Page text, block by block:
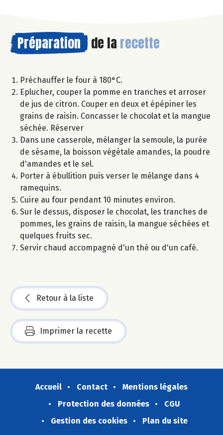
Préparation de la recette
Préchauffer le four à 180°C.
Eplucher, couper la pomme en tranches et arroser
de jus de citron. Couper en deux et épépiner les
grains de raisin. Concasser le chocolat et la mangue
séchée. Réserver
Dans une casserole, mélanger la semoule, la purée
de sésame, la boisson végétale amandes, la poudre
d'amandes et le sel.
Porter à ébullition puis verser le mélange dans 4
ramequins.
Cuire au four pendant 10 minutes environ.
Sur le dessus, disposer le chocolat, les tranches de
pommes, les grains de raisin, la mangue séchées et
quelques fruits sec.
Servir chaud accompagné d'un thé ou d'un café.
Retour à la liste
Imprimer la recette
Accueil Contact
Mentions légales
Protection des données
CGU
Gestion des cookies
Plan du site